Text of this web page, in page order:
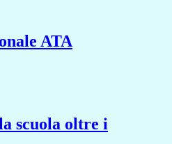
ATA
scuola oltre i